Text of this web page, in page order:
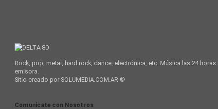
Rock, pop, metal, hard rock, dance, electrónica, etc. Música las 24
emisora.
Sitio creado por SOLUMEDIA.COM.AR ©
Comunicate con Nosotros